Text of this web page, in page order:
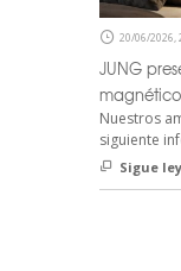
20/06/2026,
JUNG
Nuestros
siguiente
Sigue